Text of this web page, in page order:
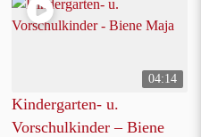
04:14
Kindergarten- u.
Vorschulkinder – Biene